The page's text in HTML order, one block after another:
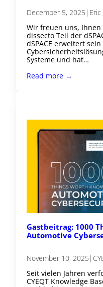
December 5, 2025 |
Wir freuen uns,
dissecto Teil der
dSPACE erweitert
Systeme und hat…
Read more →
Gastbeitrag: 1000
Automotive
November 10, 2025 |
Seit vielen Jahren
CYEQT Knowledge